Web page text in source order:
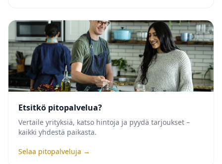
Etsitkö pitopalvelua?
Vertaile yrityksiä, katso hintoja ja pyydä tarjoukset –
kaikki yhdestä paikasta.
Selaa pitopalveluja →